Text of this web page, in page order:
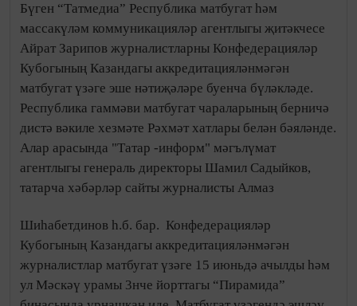
Бүген “Татмедиа” Республика матбугат һәм
массакүләм коммуникацияләр агентлыгы җитәкчесе
Айрат Зарипов журналистларны Конфедерацияләр
Кубогының Казандагы аккредитацияләнмәгән
матбугат үзәге эше нәтиҗәләре буенча бүләкләде.
Республика гаммәви матбугат чараларының берничә
дистә вәкиле хезмәте Рәхмәт хатлары белән бәяләнде.
Алар арасында "Татар -информ" мәгълүмат
агентлыгы генераль директоры Шамил Садыйков,
татарча хәбәрләр сайты журналисты Алмаз
Шиһабетдинов һ.б. бар. Конфедерацияләр
Кубогының Казандагы аккредитацияләнмәгән
журналистлар матбугат үзәге 15 июньдә ачылды һәм
ул Мәскәү урамы 3нче йорттагы “Пирамида”